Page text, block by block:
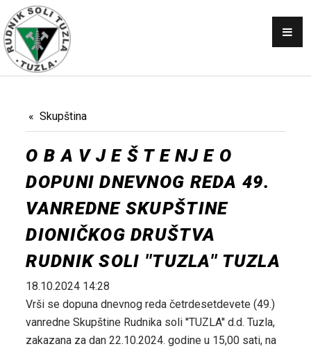
Skupština
O B A V J E Š T E NJ E O
DOPUNI DNEVNOG REDA 49.
VANREDNE SKUPŠTINE
DIONIČKOG DRUŠTVA
RUDNIK SOLI ''TUZLA'' TUZLA
18.10.2024 14:28
Vrši se dopuna dnevnog reda četrdesetdevete (49.)
vanredne Skupštine Rudnika soli ''TUZLA'' d.d. Tuzla,
zakazana za dan 22.10.2024. godine u 15,00 sati, na
OBAVJEŠTENJA
SKUPŠTINA
NABAVKE
PRODAJA
GALERIJA
KONTAKT